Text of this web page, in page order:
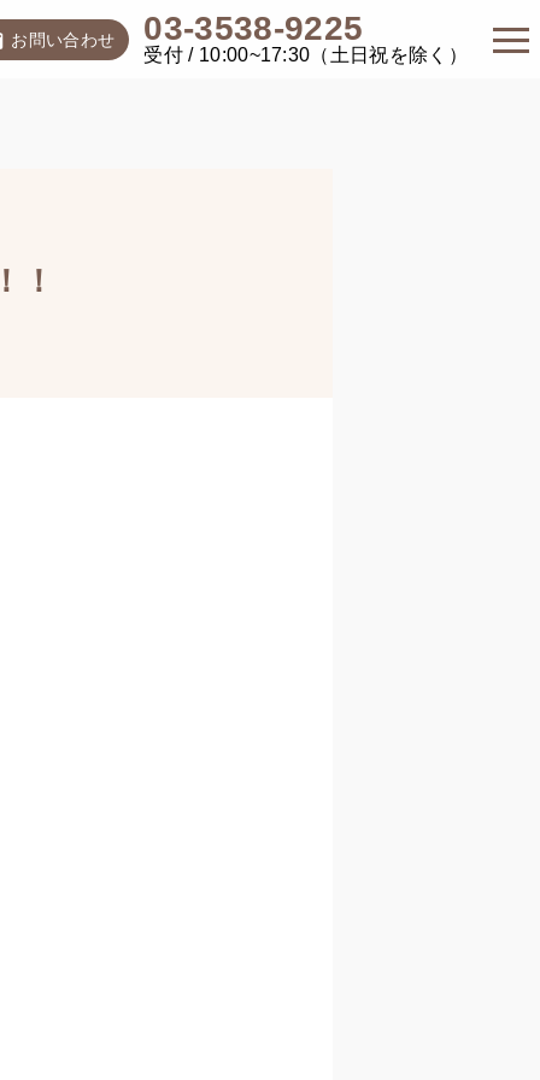
お問い合わせ 03-3538-9225
受付 / 10:00~17:30（土日祝を除く）
！